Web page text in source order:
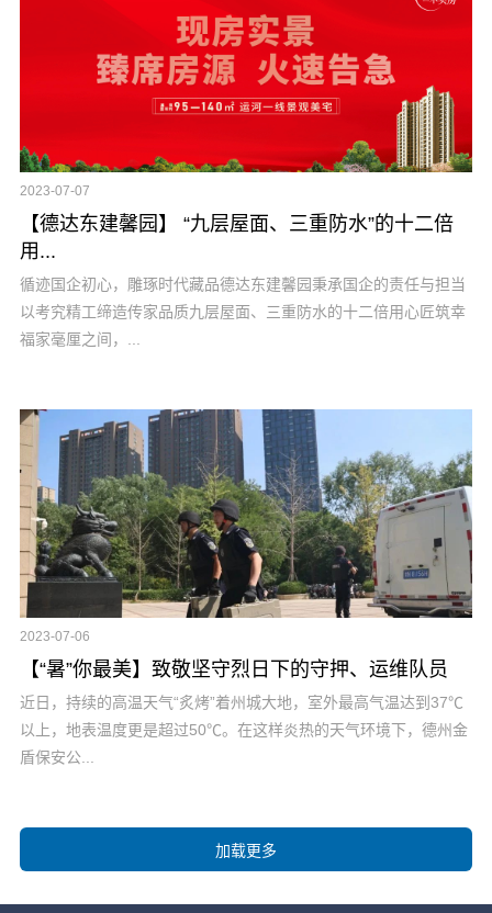
2023-07-07
【德达东建馨园】 “九层屋面、三重防水”的十二倍
用...
循迹国企初心，雕琢时代藏品德达东建馨园秉承国企的责任与担当
以考究精工缔造传家品质九层屋面、三重防水的十二倍用心匠筑幸
福家毫厘之间，...
2023-07-06
【“暑”你最美】致敬坚守烈日下的守押、运维队员
近日，持续的高温天气“炙烤”着州城大地，室外最高气温达到37℃
以上，地表温度更是超过50℃。在这样炎热的天气环境下，德州金
盾保安公...